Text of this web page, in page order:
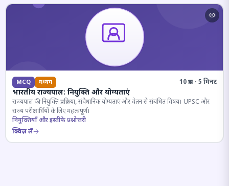
MCQ मध्यम 10 प्रश्न · 5 मिनट
भारतीय राज्यपाल: नियुक्ति और योग्यताएं
राज्यपाल की नियुक्ति प्रक्रिया, संवैधानिक योग्यताएं और वेतन से संबंधित विषय। UPSC और
राज्य परीक्षार्थियों के लिए महत्वपूर्ण।
नियुक्तियाँ और इस्तीफे प्रश्नोत्तरी
क्विज़ लें